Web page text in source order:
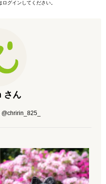
グインしてください。
さん
@chririn_825_